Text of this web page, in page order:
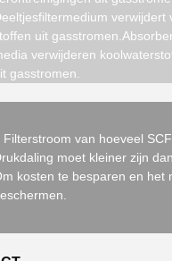
verwijdert
uit
verwijderen
gasstromen.
Filterstroom van hoeveel
moet kleiner zijn
kosten te besparen en het